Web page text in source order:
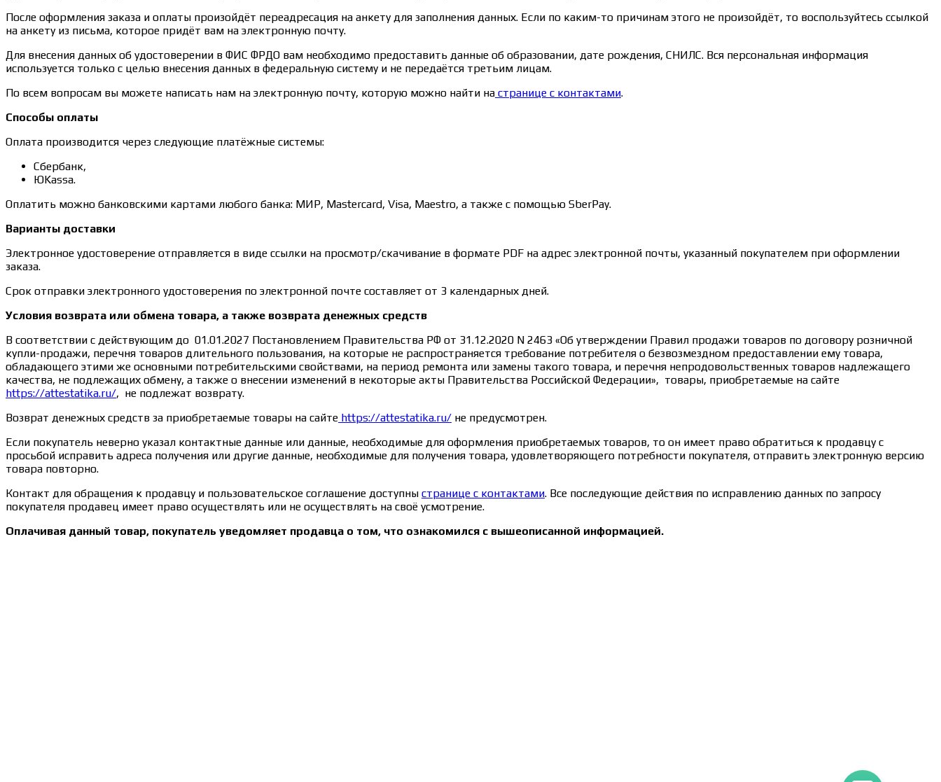
После оформления заказа и оплаты произойдёт переадресация на анкету для заполнения данных. Если по каким-то причинам этого не произойдёт, то воспользуйтесь ссылкой
на анкету из письма, которое придёт вам на электронную почту.
Для внесения данных об удостоверении в ФИС ФРДО вам необходимо предоставить данные об образовании, дате рождения, СНИЛС. Вся персональная информация
используется только с целью внесения данных в федеральную систему и не передаётся третьим лицам.
По всем вопросам вы можете написать нам на электронную почту, которую можно найти на странице с контактами.
Способы оплаты
Оплата производится через следующие платёжные системы:
Сбербанк,
ЮKassa.
Оплатить можно банковскими картами любого банка: МИР, Mastercard, Visa, Maestro, а также с помощью SberPay.
Варианты доставки
Электронное удостоверение отправляется в виде ссылки на просмотр/скачивание в формате PDF на адрес электронной почты, указанный покупателем при оформлении
заказа.
Срок отправки электронного удостоверения по электронной почте составляет от 3 календарных дней.
Условия возврата или обмена товара, а также возврата денежных средств
В соответствии с действующим до 01.01.2027 Постановлением Правительства РФ от 31.12.2020 N 2463 «Об утверждении Правил продажи товаров по договору розничной
купли-продажи, перечня товаров длительного пользования, на которые не распространяется требование потребителя о безвозмездном предоставлении ему товара,
обладающего этими же основными потребительскими свойствами, на период ремонта или замены такого товара, и перечня непродовольственных товаров надлежащего
качества, не подлежащих обмену, а также о внесении изменений в некоторые акты Правительства Российской Федерации», товары, приобретаемые на сайте
https://attestatika.ru/, не подлежат возврату.
Возврат денежных средств за приобретаемые товары на сайте https://attestatika.ru/ не предусмотрен.
Если покупатель неверно указал контактные данные или данные, необходимые для оформления приобретаемых товаров, то он имеет право обратиться к продавцу с
просьбой исправить адреса получения или другие данные, необходимые для получения товара, удовлетворяющего потребности покупателя, отправить электронную версию
товара повторно.
Контакт для обращения к продавцу и пользовательское соглашение доступны странице с контактами. Все последующие действия по исправлению данных по запросу
покупателя продавец имеет право осуществлять или не осуществлять на своё усмотрение.
Оплачивая данный товар, покупатель уведомляет продавца о том, что ознакомился с вышеописанной информацией.